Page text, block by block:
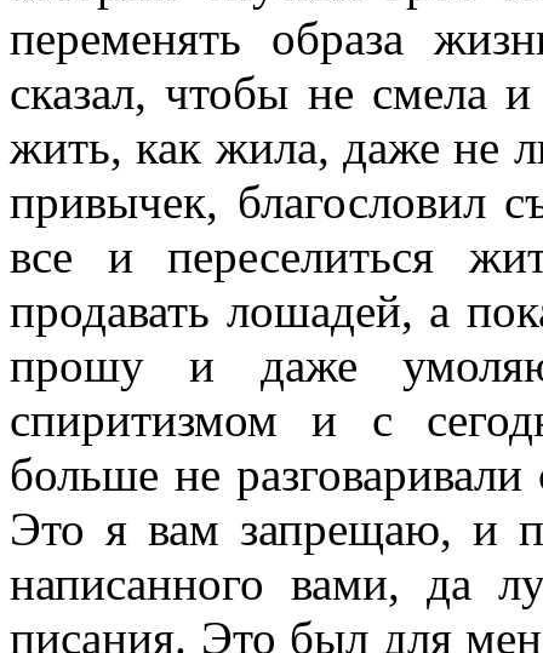
переменять образа
сказал, чтобы не смела
жить, как жила, даже не
привычек, благословил
все и переселиться
продавать лошадей, а
прошу и даже
спиритизмом и с
больше не
Это я вам запрещаю, и
написанного вами, да
писания. Это был для